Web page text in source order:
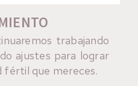
trabajando
ajustes para lograr
fértil que mereces.